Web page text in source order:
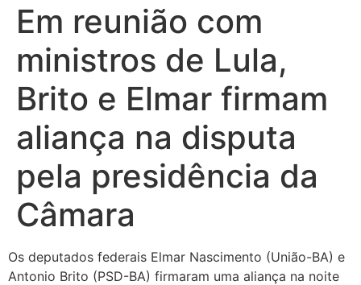
Em reunião com
ministros de Lula,
Brito e Elmar firmam
aliança na disputa
pela presidência da
Câmara
Os deputados federais Elmar Nascimento (União-BA) e
Antonio Brito (PSD-BA) firmaram uma aliança na noite